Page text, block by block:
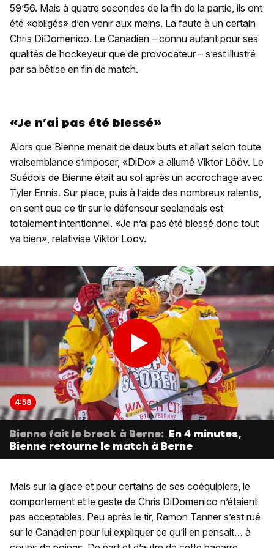
59’56. Mais à quatre secondes de la fin de la partie, ils ont
été «obligés» d’en venir aux mains. La faute à un certain
Chris DiDomenico. Le Canadien – connu autant pour ses
qualités de hockeyeur que de provocateur – s’est illustré
par sa bêtise en fin de match.
«Je n’ai pas été blessé»
Alors que Bienne menait de deux buts et allait selon toute
vraisemblance s’imposer, «DiDo» a allumé Viktor Lööv. Le
Suédois de Bienne était au sol après un accrochage avec
Tyler Ennis. Sur place, puis à l’aide des nombreux ralentis,
on sent que ce tir sur le défenseur seelandais est
totalement intentionnel. «Je n’ai pas été blessé donc tout
va bien», relativise Viktor Lööv.
4:58
Bienne fait le break à Berne: En 4 minutes,
Bienne retourne le match à Berne
Mais sur la glace et pour certains de ses coéquipiers, le
comportement et le geste de Chris DiDomenico n’étaient
pas acceptables. Peu après le tir, Ramon Tanner s’est rué
sur le Canadien pour lui expliquer ce qu’il en pensait… à